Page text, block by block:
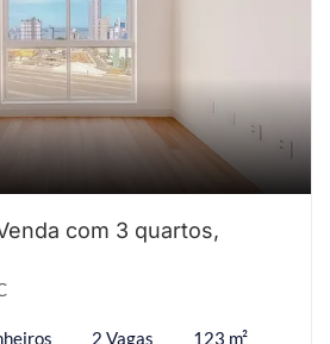
com 3 quartos,
2 Vagas 123 m²